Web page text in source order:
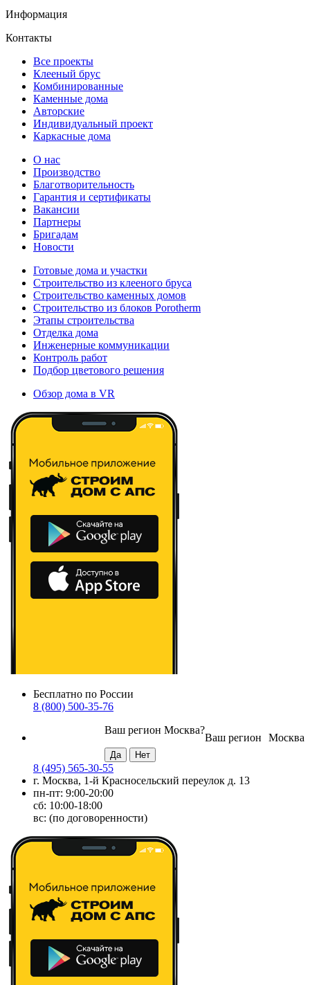
Информация
Контакты
Все проекты
Клееный брус
Комбинированные
Каменные дома
Авторские
Индивидуальный проект
Каркасные дома
О нас
Производство
Благотворительность
Гарантия и сертификаты
Вакансии
Партнеры
Бригадам
Новости
Готовые дома и участки
Строительство из клееного бруса
Строительство каменных домов
Строительство из блоков Porotherm
Этапы строительства
Отделка дома
Инженерные коммуникации
Контроль работ
Подбор цветового решения
Обзор дома в VR
Бесплатно по России
8 (800) 500-35-76
Москва
Ваш регион
Ваш регион Москва?
8 (495) 565-30-55
г. Москва, 1-й Красносельский переулок д. 13
пн-пт: 9:00-20:00
сб: 10:00-18:00
вс: (по договоренности)